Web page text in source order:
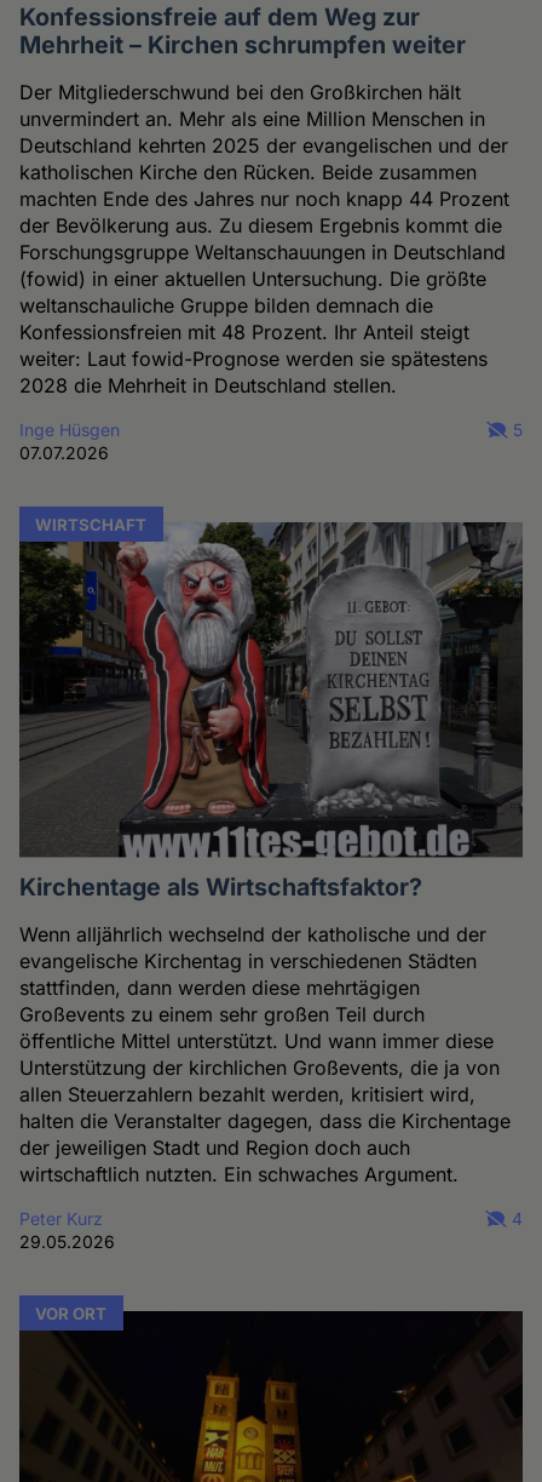
Konfessionsfreie auf dem Weg zur
Mehrheit – Kirchen schrumpfen weiter
Der Mitgliederschwund bei den Großkirchen hält
unvermindert an. Mehr als eine Million Menschen in
Deutschland kehrten 2025 der evangelischen und der
katholischen Kirche den Rücken. Beide zusammen
machten Ende des Jahres nur noch knapp 44 Prozent
der Bevölkerung aus. Zu diesem Ergebnis kommt die
Forschungsgruppe Weltanschauungen in Deutschland
(fowid) in einer aktuellen Untersuchung. Die größte
weltanschauliche Gruppe bilden demnach die
Konfessionsfreien mit 48 Prozent. Ihr Anteil steigt
weiter: Laut fowid-Prognose werden sie spätestens
2028 die Mehrheit in Deutschland stellen.
Inge Hüsgen
07.07.2026
5
WIRTSCHAFT
Kirchentage als Wirtschaftsfaktor?
Wenn alljährlich wechselnd der katholische und der
evangelische Kirchentag in verschiedenen Städten
stattfinden, dann werden diese mehrtägigen
Großevents zu einem sehr großen Teil durch
öffentliche Mittel unterstützt. Und wann immer diese
Unterstützung der kirchlichen Großevents, die ja von
allen Steuerzahlern bezahlt werden, kritisiert wird,
halten die Veranstalter dagegen, dass die Kirchentage
der jeweiligen Stadt und Region doch auch
wirtschaftlich nutzten. Ein schwaches Argument.
Peter Kurz
29.05.2026
4
VOR ORT